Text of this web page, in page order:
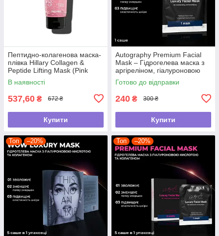
Пептидно-колагенова маска-
плівка Hillary Collagen &
Peptide Lifting Mask (Pink
Edition), 90 мл
В наявності
537,60 ₴ 672 ₴
Купити
Autography Premium Facial
Mask – Гідрогелева маска з
аргіреліном, гіалуроновою
кислотою і колагеном, саше
Готово до відправки
240 ₴ 300 ₴
Купити
Топ –20% Топ –20%